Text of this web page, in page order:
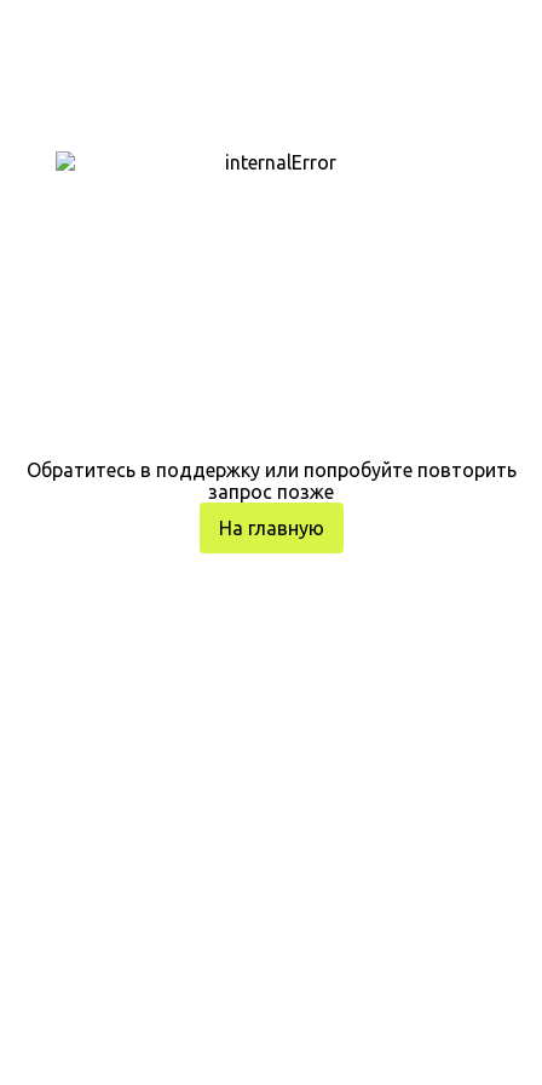
Обратитесь в поддержку или попробуйте повторить
запрос позже
На главную